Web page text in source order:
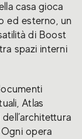
casa gioca
ed esterno, un
di Boost
spazi interni
Atlas
opera